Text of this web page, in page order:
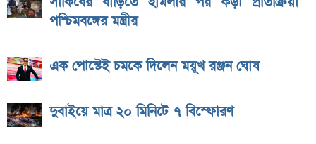
পশ্চিমবঙ্গের মন্ত্রীর
এক পোস্টেই চমকে দিলেন ময়ূখ রঞ্জন ঘোষ
দুবাইয়ে মাত্র ২০ মিনিটে ৭ বিস্ফোরণ